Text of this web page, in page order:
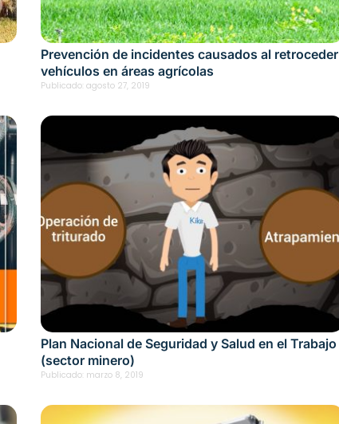
Prevención de incidentes causados al retroceder
vehículos en áreas agrícolas
Publicado: agosto 27, 2019
Plan Nacional de Seguridad y Salud en el Trabajo
(sector minero)
Publicado: marzo 8, 2019